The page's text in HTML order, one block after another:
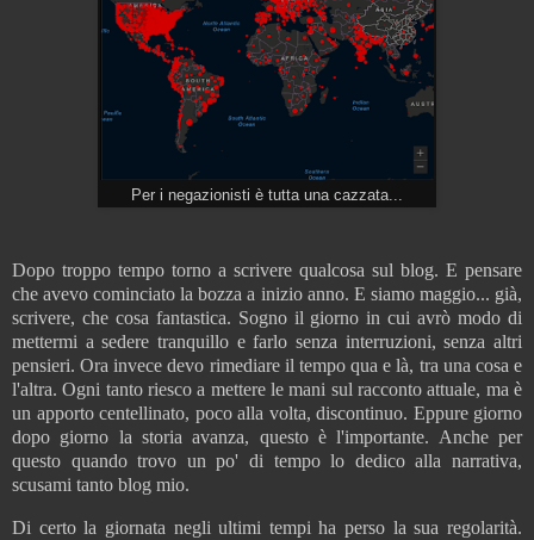
Per i negazionisti è tutta una cazzata...
Dopo troppo tempo torno a scrivere qualcosa sul blog. E pensare
che avevo cominciato la bozza a inizio anno. E siamo maggio... già,
scrivere, che cosa fantastica. Sogno il giorno in cui avrò modo di
mettermi a sedere tranquillo e farlo senza interruzioni, senza altri
pensieri. Ora invece devo rimediare il tempo qua e là, tra una cosa e
l'altra. Ogni tanto riesco a mettere le mani sul racconto attuale, ma è
un apporto centellinato, poco alla volta, discontinuo. Eppure giorno
dopo giorno la storia avanza, questo è l'importante. Anche per
questo quando trovo un po' di tempo lo dedico alla narrativa,
scusami tanto blog mio.
Di certo la giornata negli ultimi tempi ha perso la sua regolarità.